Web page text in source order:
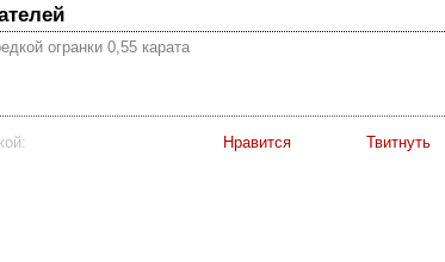
огранки 0,55 карата
Нравится Твитнуть